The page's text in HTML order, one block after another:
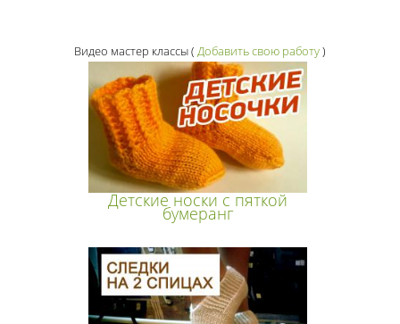
Видео мастер классы( Добавить свою работу)
Детские носки с пяткой
бумеранг